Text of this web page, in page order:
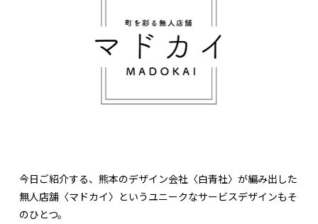
今日ご紹介する、熊本のデザイン会社〈白青社〉が編み出した
無人店舗〈マドカイ〉というユニークなサービスデザインもそ
のひとつ。